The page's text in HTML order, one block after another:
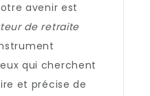
avenir est
de retraite
qui cherchent
et précise de